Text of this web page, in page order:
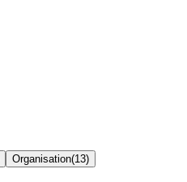
Organisation(13)